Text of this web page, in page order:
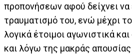
προπονήσεων αφού δείχνει να
τραυματισμό του, ενώ μέχρι
λογικά έτοιμοι αγωνιστικά
και λόγω της μακράς